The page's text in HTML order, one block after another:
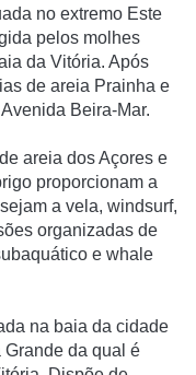
no extremo Este
pelos molhes
da Vitória. Após
de areia Prainha e
Beira-Mar.
areia dos Açores e
proporcionam a
a vela, windsurf,
organizadas de
e whale
na baia da cidade
da qual é